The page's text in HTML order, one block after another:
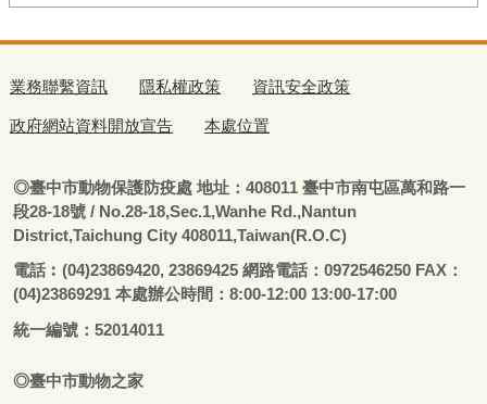
業務聯繫資訊 隱私權政策 資訊安全政策
政府網站資料開放宣告 本處位置
◎臺中市動物保護防疫處地址：408011 臺中市南屯區萬和路一
段28-18號 / No.28-18,Sec.1,Wanhe Rd.,Nantun
District,Taichung City 408011,Taiwan(R.O.C)
電話︰ (04)23869420, 23869425 網路電話：0972546250 FAX：
(04)23869291 本處辦公時間：8:00-12:00 13:00-17:00
統一編號：52014011
◎臺中市動物之家